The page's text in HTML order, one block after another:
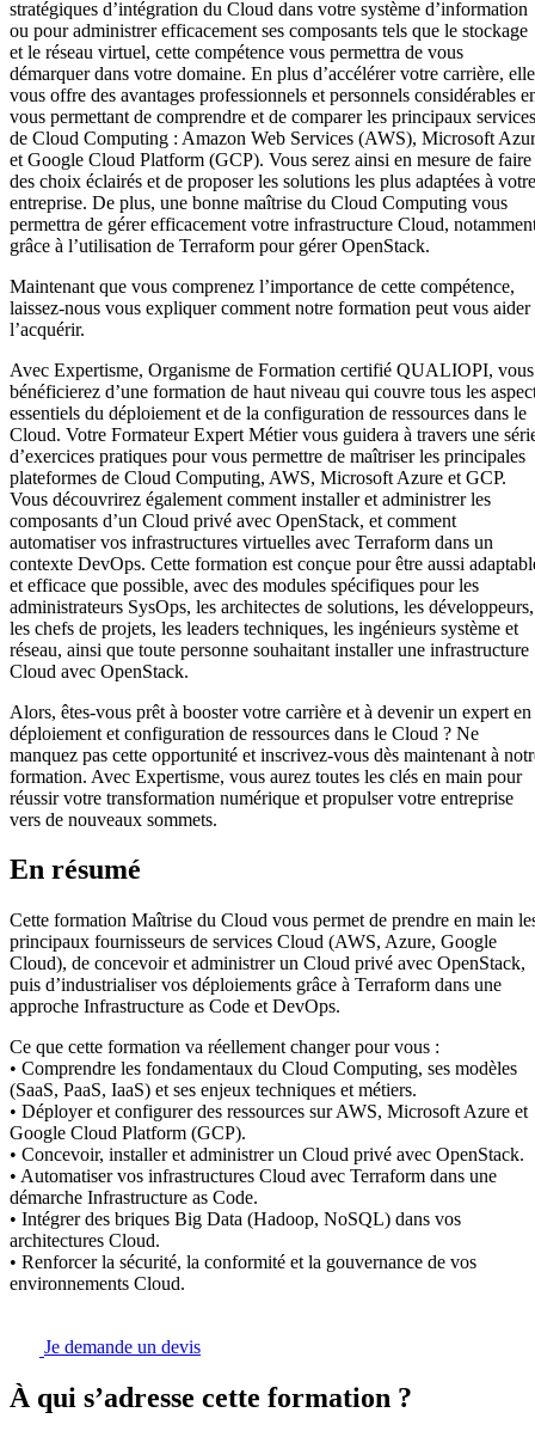
stratégiques d’intégration du Cloud dans votre système d’information
ou pour administrer efficacement ses composants tels que le stockage
et le réseau virtuel, cette compétence vous permettra de vous
démarquer dans votre domaine. En plus d’accélérer votre carrière, elle
vous offre des avantages professionnels et personnels considérables
vous permettant de comprendre et de comparer les principaux services
de Cloud Computing : Amazon Web Services (AWS), Microsoft
et Google Cloud Platform (GCP). Vous serez ainsi en mesure de faire
des choix éclairés et de proposer les solutions les plus adaptées à votre
entreprise. De plus, une bonne maîtrise du Cloud Computing vous
permettra de gérer efficacement votre infrastructure Cloud,
grâce à l’utilisation de Terraform pour gérer OpenStack.
Maintenant que vous comprenez l’importance de cette compétence,
laissez-nous vous expliquer comment notre formation peut vous aider
l’acquérir.
Avec Expertisme, Organisme de Formation certifié QUALIOPI, vous
bénéficierez d’une formation de haut niveau qui couvre tous les
essentiels du déploiement et de la configuration de ressources dans le
Cloud. Votre Formateur Expert Métier vous guidera à travers une
d’exercices pratiques pour vous permettre de maîtriser les principales
plateformes de Cloud Computing, AWS, Microsoft Azure et GCP.
Vous découvrirez également comment installer et administrer les
composants d’un Cloud privé avec OpenStack, et comment
automatiser vos infrastructures virtuelles avec Terraform dans un
contexte DevOps. Cette formation est conçue pour être aussi
et efficace que possible, avec des modules spécifiques pour les
administrateurs SysOps, les architectes de solutions, les développeurs,
les chefs de projets, les leaders techniques, les ingénieurs système et
réseau, ainsi que toute personne souhaitant installer une infrastructure
Cloud avec OpenStack.
Alors, êtes-vous prêt à booster votre carrière et à devenir un expert en
déploiement et configuration de ressources dans le Cloud ? Ne
manquez pas cette opportunité et inscrivez-vous dès maintenant à
formation. Avec Expertisme, vous aurez toutes les clés en main pour
réussir votre transformation numérique et propulser votre entreprise
vers de nouveaux sommets.
En résumé
Cette formation Maîtrise du Cloud vous permet de prendre en main
principaux fournisseurs de services Cloud (AWS, Azure, Google
Cloud), de concevoir et administrer un Cloud privé avec OpenStack,
puis d’industrialiser vos déploiements grâce à Terraform dans une
approche Infrastructure as Code et DevOps.
Ce que cette formation va réellement changer pour vous :
• Comprendre les fondamentaux du Cloud Computing, ses modèles
(SaaS, PaaS, IaaS) et ses enjeux techniques et métiers.
• Déployer et configurer des ressources sur AWS, Microsoft Azure et
Google Cloud Platform (GCP).
• Concevoir, installer et administrer un Cloud privé avec OpenStack.
• Automatiser vos infrastructures Cloud avec Terraform dans une
démarche Infrastructure as Code.
• Intégrer des briques Big Data (Hadoop, NoSQL) dans vos
architectures Cloud.
• Renforcer la sécurité, la conformité et la gouvernance de vos
environnements Cloud.
Je demande un devis
À qui s’adresse cette formation ?